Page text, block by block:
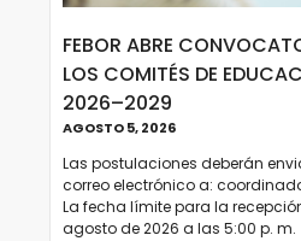
FEBOR ABRE
LOS COMITÉS DE
2026–2029
AGOSTO 5, 2026
Las postulaciones deberán
correo electrónico a:
La fecha límite para la
agosto de 2026 a las 5:00 p. m.